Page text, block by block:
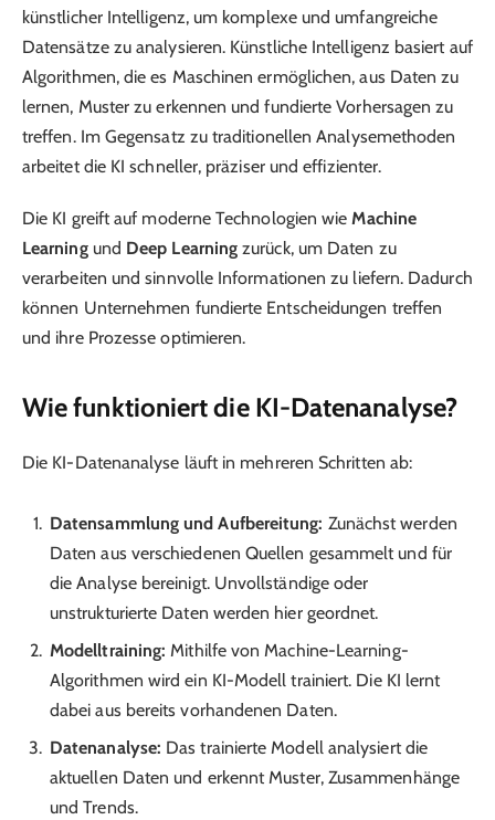
künstlicher Intelligenz, um komplexe und umfangreiche
Datensätze zu analysieren. Künstliche Intelligenz basiert auf
Algorithmen, die es Maschinen ermöglichen, aus Daten zu
lernen, Muster zu erkennen und fundierte Vorhersagen zu
treffen. Im Gegensatz zu traditionellen Analysemethoden
arbeitet die KI schneller, präziser und effizienter.
Die KI greift auf moderne Technologien wie Machine
Learningund Deep Learning zurück, um Daten zu
verarbeiten und sinnvolle Informationen zu liefern. Dadurch
können Unternehmen fundierte Entscheidungen treffen
und ihre Prozesse optimieren.
Wie funktioniert die KI-Datenanalyse?
Die KI-Datenanalyse läuft in mehreren Schritten ab:
Datensammlung und Aufbereitung: Zunächst werden
Daten aus verschiedenen Quellen gesammelt und für
die Analyse bereinigt. Unvollständige oder
unstrukturierte Daten werden hier geordnet.
Modelltraining: Mithilfe von Machine-Learning-
Algorithmen wird ein KI-Modell trainiert. Die KI lernt
dabei aus bereits vorhandenen Daten.
Datenanalyse: Das trainierte Modell analysiert die
aktuellen Daten und erkennt Muster, Zusammenhänge
und Trends.